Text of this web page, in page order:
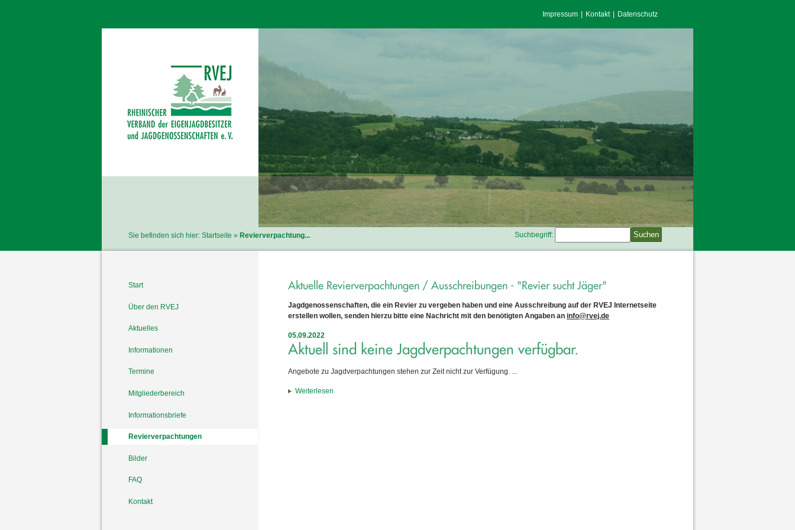
Impressum Kontakt Datenschutz
Sie befinden sich hier: Startseite Revierverpachtung... Suchbegriff:
Start
Über den RVEJ
Aktuelles
Informationen
Termine
Mitgliederbereich
Informationsbriefe
Revierverpachtungen
Bilder
FAQ
Kontakt
Aktuelle Revierverpachtungen / Ausschreibungen - "Revier sucht Jäger"
Jagdgenossenschaften, die ein Revier zu vergeben haben und eine Ausschreibung auf der RVEJ Internetseite
erstellen wollen, senden hierzu bitte eine Nachricht mit den benötigten Angaben an info@rvej.de
05.09.2022
Aktuell sind keine Jagdverpachtungen verfügbar.
Angebote zu Jagdverpachtungen stehen zur Zeit nicht zur Verfügung. ...
Weiterlesen